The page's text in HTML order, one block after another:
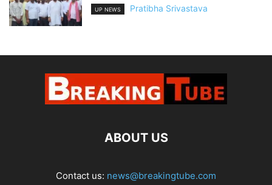
UP NEWS Pratibha Srivastava
ABOUT US
Contact us: news@breakingtube.com